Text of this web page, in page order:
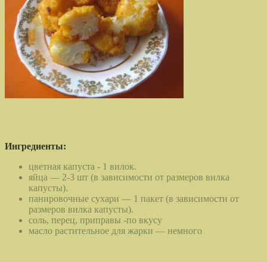
Ингредиенты:
цветная капуста - 1 вилок.
яйца — 2-3 шт (в зависимости от размеров вилка
капусты).
панировочные сухари — 1 пакет (в зависимости от
размеров вилка капусты).
соль, перец, приправы -по вкусу
масло растительное для жарки — немного